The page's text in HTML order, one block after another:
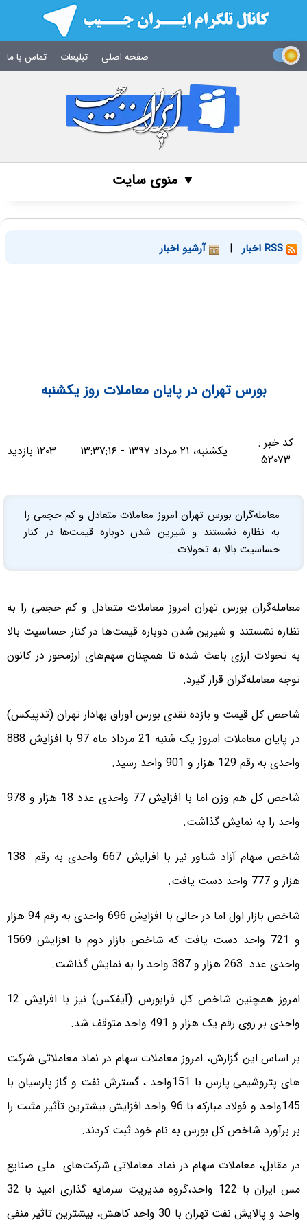
صفحه اصلی تبلیغات تماس با ما
▼ منوی سایت
| آرشیو اخبار
بورس تهران در پایان معاملات روز یکشنبه
کد خبر :
۵۲۰۷۳
یکشنبه، ۲۱ مرداد ۱۳۹۷ - ۱۳:۳۷:۱۶ ۱۲۰۳ بازدید
معامله‌گران بورس تهران امروز معاملات متعادل و کم حجمی را
به نظاره نشستند و شیرین شدن دوباره قیمت‌ها در کنار
حساسیت بالا به تحولات ...
معامله‌گران بورس تهران امروز معاملات متعادل و کم حجمی را به
نظاره نشستند و شیرین شدن دوباره قیمت‌ها در کنار حساسیت بالا
به تحولات ارزی باعث شده تا همچنان سهم‌های ارزمحور در کانون
توجه معامله‌گران قرار گیرد.
شاخص کل قیمت و بازده نقدی بورس اوراق بهادار تهران (تدپیکس)
در پایان معاملات امروز یک شنبه 21 مرداد ماه 97 با افزایش 888
واحدی به رقم 129 هزار و 901 واحد رسید.
شاخص کل هم ‌وزن اما با افزایش 77 واحدی عدد 18 هزار و 978
واحد را به نمایش گذاشت.
شاخص سهام آزاد شناور نیز با افزایش 667 واحدی به رقم 138
هزار و 777 واحد دست یافت.
شاخص بازار اول اما در حالی با افزایش 696 واحدی به رقم 94 هزار
و 721 واحد دست یافت که شاخص بازار دوم با افزایش 1569
واحدی عدد 263 هزار و 387 واحد را به نمایش گذاشت.
امروز همچنین شاخص کل فرابورس (آیفکس) نیز با افزایش 12
واحدی بر روی رقم یک هزار و 491 واحد متوقف شد.
بر اساس این گزارش، امروز معاملات سهام در نماد معاملاتی شرکت
های پتروشیمی پارس با 151واحد ، گسترش نفت و گاز پارسیان با
145واحد و فولاد مبارکه با 96 واحد افزایش بیشترین تأثیر مثبت را
بر برآورد شاخص کل بورس به نام خود ثبت کردند.
در مقابل، معاملات سهام در نماد معاملاتی شرکت‌های ملی صنایع
مس ایران با 122 واحد،گروه مدیریت سرمایه گذاری امید با 32
واحد و پالایش نفت تهران با 30 واحد کاهش، بیشترین تاثیر منفی